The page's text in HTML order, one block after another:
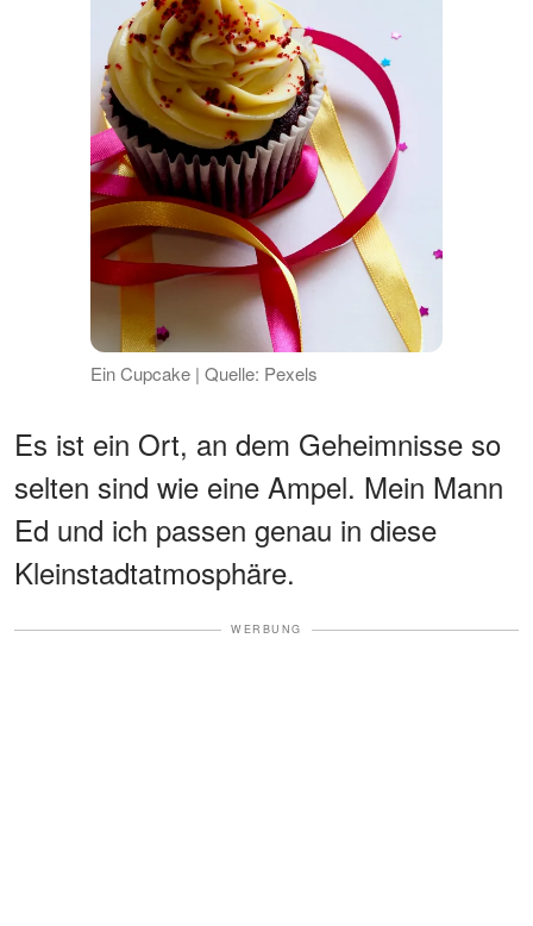
Ein Cupcake | Quelle: Pexels
Es ist ein Ort, an dem Geheimnisse so
selten sind wie eine Ampel. Mein Mann
Ed und ich passen genau in diese
Kleinstadtatmosphäre.
WERBUNG